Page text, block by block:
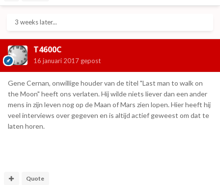
3 weeks later...
T4600C
16 januari 2017 gepost
Gene Cernan, onwillige houder van de titel "Last man to walk on
the Moon" heeft ons verlaten. Hij wilde niets liever dan een ander
mens in zijn leven nog op de Maan of Mars zien lopen. Hier heeft hij
veel interviews over gegeven en is altijd actief geweest om dat te
laten horen.
Quote